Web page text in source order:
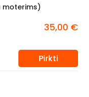
moterims)
35,00 €
Pirkti